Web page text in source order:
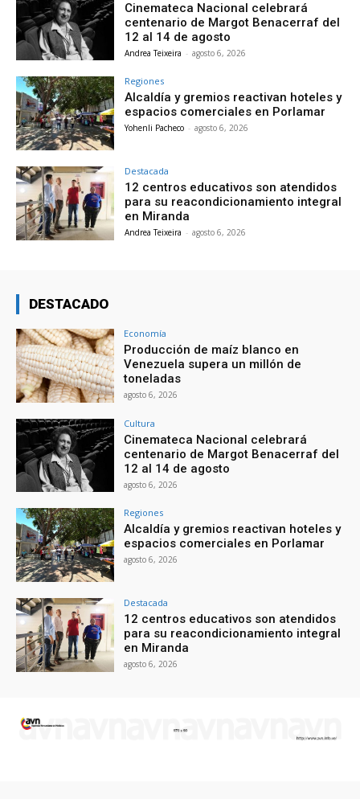
Cinemateca Nacional celebrará
centenario de Margot Benacerraf del
12 al 14 de agosto
Andrea Teixeira - agosto 6, 2026
Regiones
Alcaldía y gremios reactivan hoteles y
espacios comerciales en Porlamar
Yohenli Pacheco - agosto 6, 2026
Destacada
12 centros educativos son atendidos
para su reacondicionamiento integral
en Miranda
Andrea Teixeira - agosto 6, 2026
DESTACADO
Economía
Producción de maíz blanco en
Venezuela supera un millón de
toneladas
agosto 6, 2026
Cultura
Cinemateca Nacional celebrará
centenario de Margot Benacerraf del
12 al 14 de agosto
agosto 6, 2026
Regiones
Alcaldía y gremios reactivan hoteles y
espacios comerciales en Porlamar
agosto 6, 2026
Destacada
12 centros educativos son atendidos
para su reacondicionamiento integral
en Miranda
agosto 6, 2026